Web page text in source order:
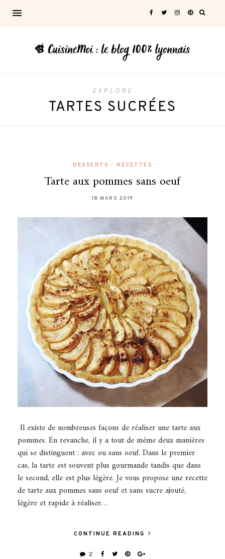
EXPLORE
TARTES SUCRÉES
DESSERTS • RECETTES
Tarte aux pommes sans oeuf
18 MARS 2019
Il existe de nombreuses façons de réaliser une tarte aux
pommes. En revanche, il y a tout de même deux manières
qui se distinguent : avec ou sans oeuf. Dans le premier
cas, la tarte est souvent plus gourmande tandis que dans
le second, elle est plus légère. Je vous propose une recette
de tarte aux pommes sans oeuf et sans sucre ajouté,
légère et rapide à réaliser…
CONTINUE READING
2